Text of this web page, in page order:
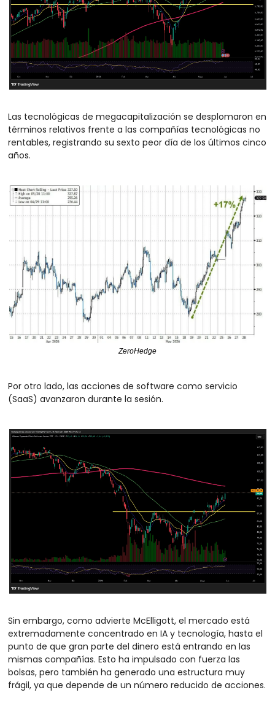
Las tecnológicas de megacapitalización se desplomaron en
términos relativos frente a las compañías tecnológicas no
rentables, registrando su sexto peor día de los últimos cinco
años.
ZeroHedge
Por otro lado, las acciones de software como servicio
(SaaS) avanzaron durante la sesión.
Sin embargo, como advierte McElligott, el mercado está
extremadamente concentrado en IA y tecnología, hasta el
punto de que gran parte del dinero está entrando en las
mismas compañías. Esto ha impulsado con fuerza las
bolsas, pero también ha generado una estructura muy
frágil, ya que depende de un número reducido de acciones.